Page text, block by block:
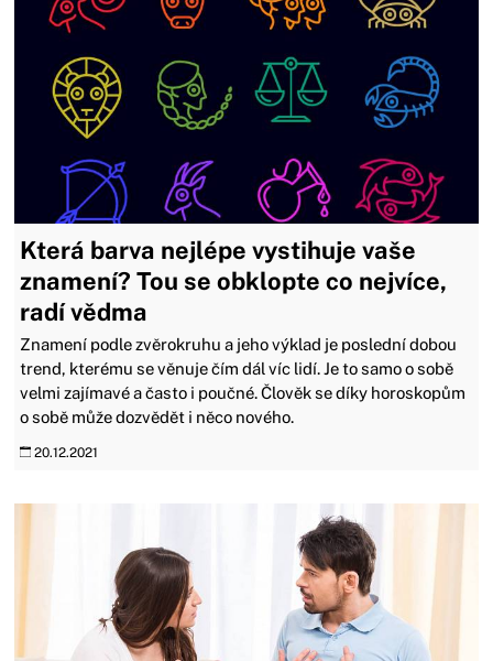
Která barva nejlépe vystihuje vaše
znamení? Tou se obklopte co nejvíce,
radí vědma
Znamení podle zvěrokruhu a jeho výklad je poslední dobou
trend, kterému se věnuje čím dál víc lidí. Je to samo o sobě
velmi zajímavé a často i poučné. Člověk se díky horoskopům
o sobě může dozvědět i něco nového.
20.12.2021